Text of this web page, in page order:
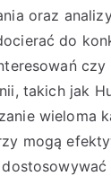
oraz
do
takich jak
wieloma
mogą